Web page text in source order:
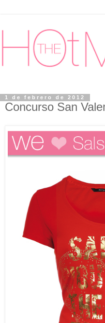
1 de febrero de 2012
Concurso San